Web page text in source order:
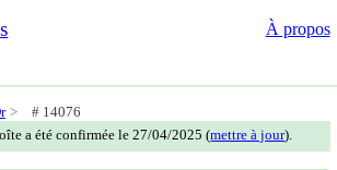
À propos
# 14076
a été confirmée le 27/04/2025 (mettre à jour).